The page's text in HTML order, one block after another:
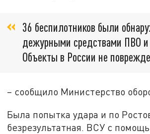
36 беспилотников были
дежурными средствами ПВО
Объекты в России не
– сообщило Министерство
Была попытка удара и по
безрезультатная. ВСУ с